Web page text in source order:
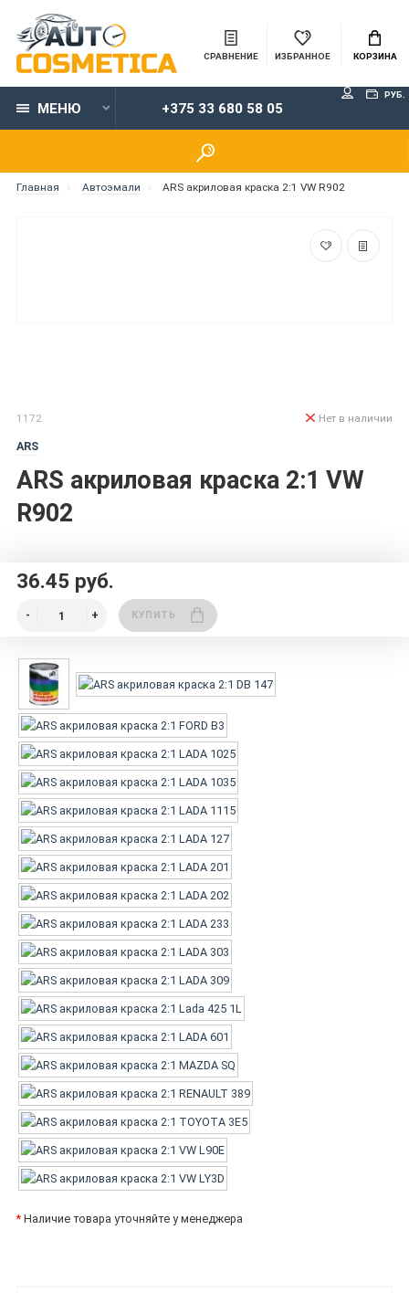
СРАВНЕНИЕ ИЗБРАННОЕ КОРЗИНА
МЕНЮ +375 33 680 58 05
РУБ.
Главная Автоэмали ARS акриловая краска 2:1 VW R902
1172
ARS
ARS акриловая краска 2:1 VW
R902
Нет в наличии
36.45 руб.
КУПИТЬ
* Наличие товара уточняйте у менеджера